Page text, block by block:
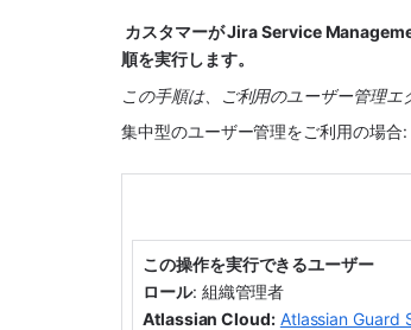
カスタマーが Jira Service
順を実行します。
この手順は、ご利用のユーザー管理エ
集中型のユーザー管理をご利用の場合:
この操作を実行できるユーザー
ロール: 組織管理者
Atlassian Cloud: Atlassian Guard